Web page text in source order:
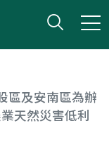
打開
小版
區及安南區為辦
天然災害低利